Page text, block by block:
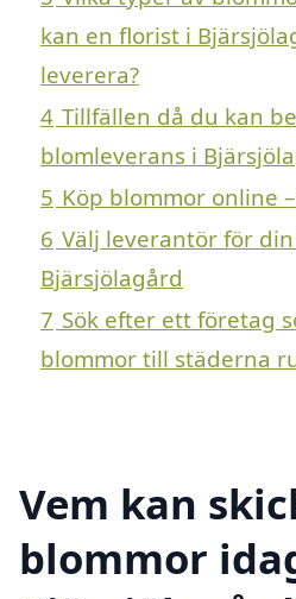
kan en florist i
leverera?
4 Tillfällen då du kan
blomleverans i
5 Köp blommor online
6 Välj leverantör för
Bjärsjölagård
7 Sök efter ett företag
blommor till städerna
Vem kan
blommor